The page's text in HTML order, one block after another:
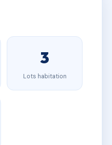
3
Lots habitation